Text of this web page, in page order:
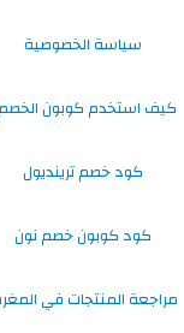
سياسة الخصوصية
كيف استخدم كوبون
كود خصم ترينديول
كود كوبون خصم نون
مراجعة المنتجات في